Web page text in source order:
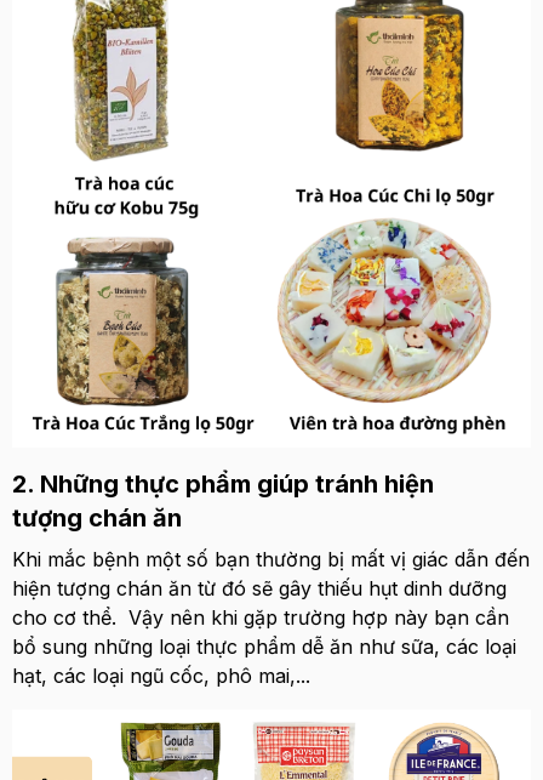
2. Những thực phẩm giúp tránh hiện
tượng chán ăn
Khi mắc bệnh một số bạn thường bị mất vị giác dẫn đến
hiện tượng chán ăn từ đó sẽ gây thiếu hụt dinh dưỡng
cho cơ thể. Vậy nên khi gặp trường hợp này bạn cần
bổ sung những loại thực phẩm dễ ăn như sữa, các loại
hạt, các loại ngũ cốc, phô mai,...